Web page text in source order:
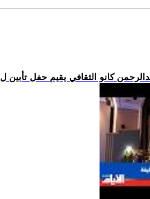
كانو الثقافي يقيم حفل تأبين ل